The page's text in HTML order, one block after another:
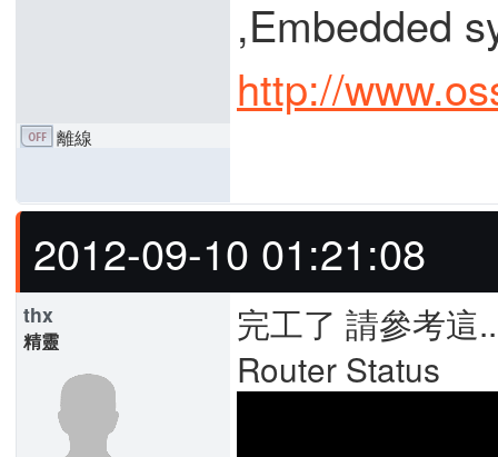
,Embedded
http://
離線
2012-09-10 01:21:08
thx
精靈
完工了 請參考這
Router Status